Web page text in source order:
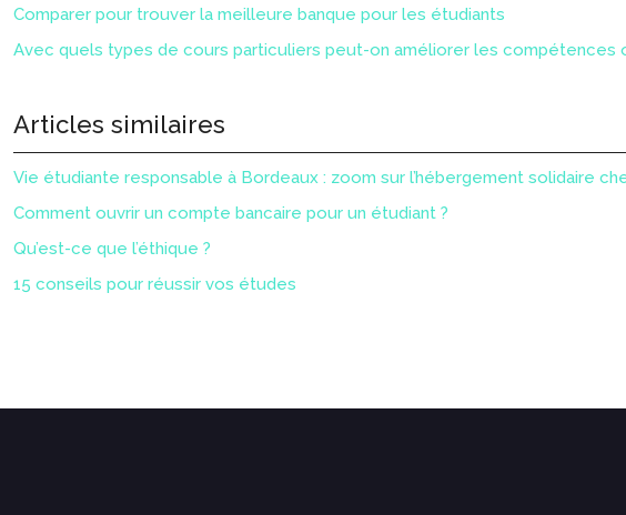
Comparer pour trouver la meilleure banque pour les étudiants
Avec quels types de cours particuliers peut-on améliorer les compétences
Articles similaires
Vie étudiante responsable à Bordeaux : zoom sur l’hébergement solidaire
Comment ouvrir un compte bancaire pour un étudiant ?
Qu’est-ce que l’éthique ?
15 conseils pour réussir vos études